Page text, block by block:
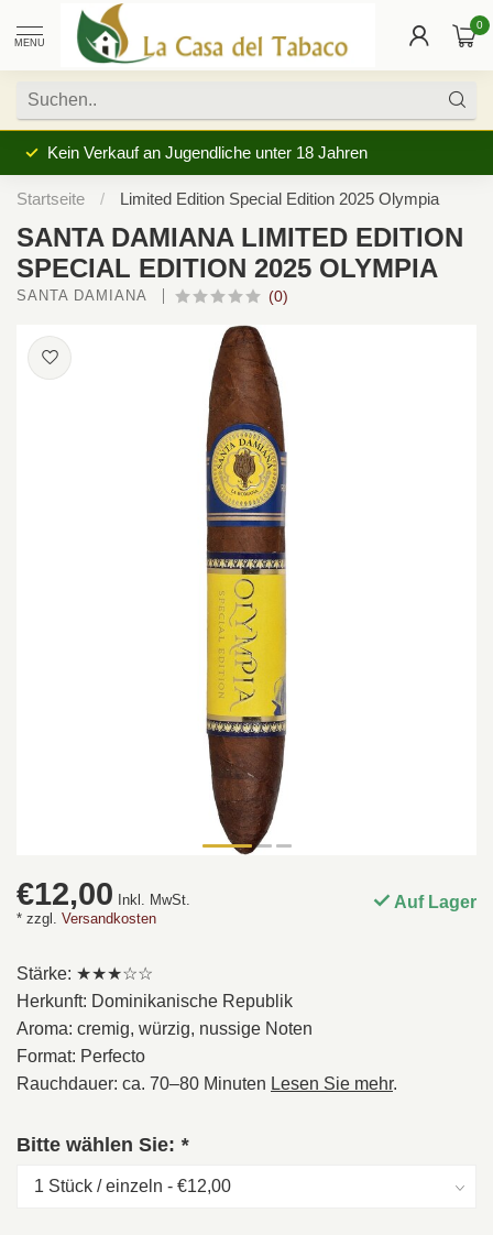
MENU
0
Kein Verkauf an Jugendliche unter 18 Jahren
Startseite / Limited Edition Special Edition 2025 Olympia
SANTA DAMIANA LIMITED EDITION
SPECIAL EDITION 2025 OLYMPIA
SANTA DAMIANA (0)
€12,00
Inkl. MwSt.
* zzgl. Versandkosten
Auf Lager
Stärke: ★★★☆☆
Herkunft: Dominikanische Republik
Aroma: cremig, würzig, nussige Noten
Format: Perfecto
Rauchdauer: ca. 70–80 Minuten Lesen Sie mehr.
Bitte wählen Sie: *